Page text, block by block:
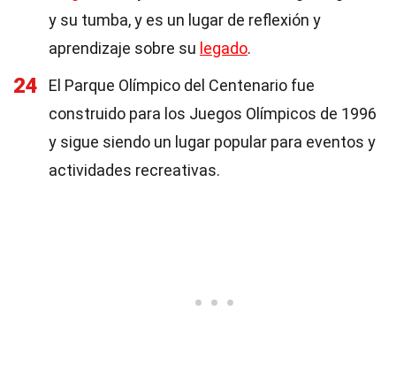
y su tumba, y es un lugar de reflexión y
aprendizaje sobre su legado.
24
El Parque Olímpico del Centenario fue
construido para los Juegos Olímpicos de 1996
y sigue siendo un lugar popular para eventos y
actividades recreativas.